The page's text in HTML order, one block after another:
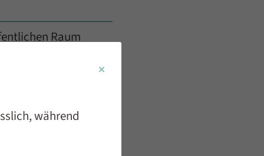
Raum
Größen und
Anhänger
während